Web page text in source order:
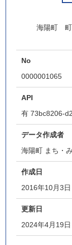
海陽町 町
No
0000001065
API
有 73bc8206-
データ作成者
海陽町 まち・
作成日
2016年10月3
更新日
2024年4月19